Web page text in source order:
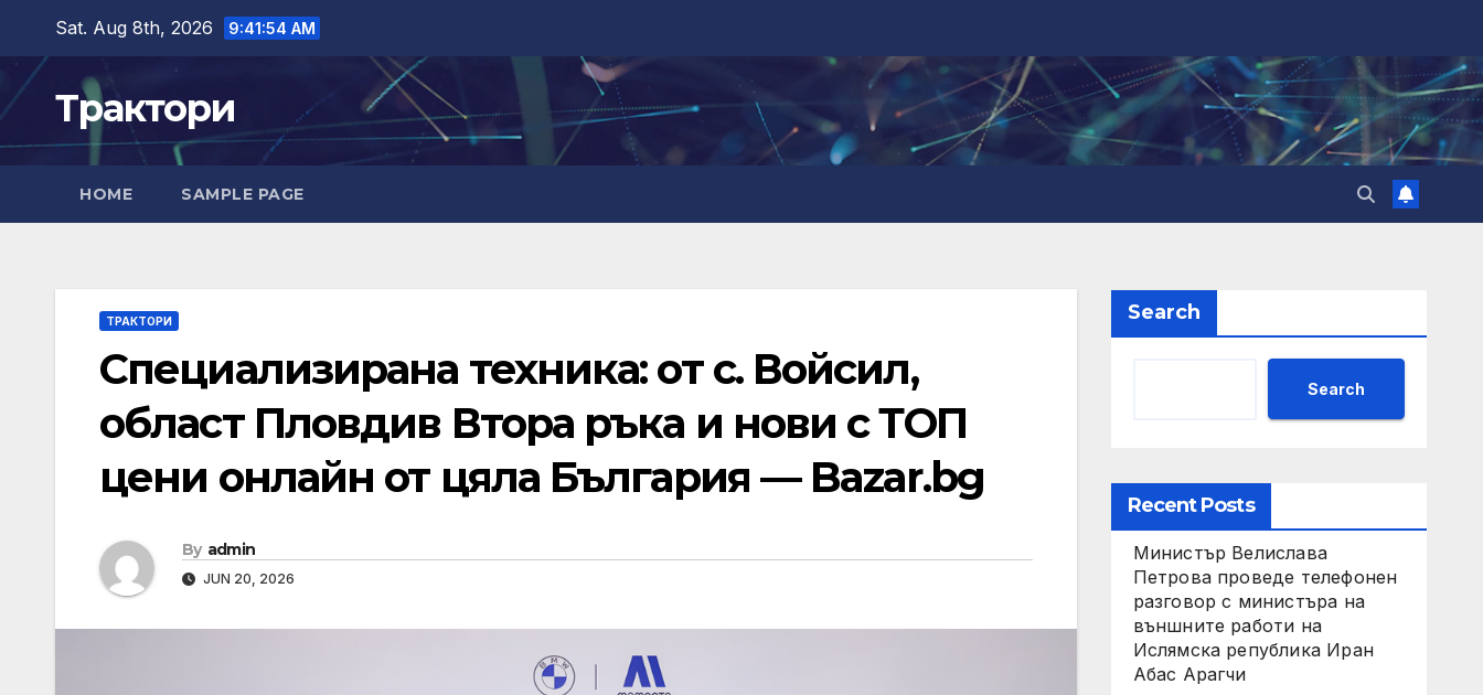
content
Sat. Aug 8th, 2026 9:41:55 AM
Трактори
HOME SAMPLE PAGE
ТРАКТОРИ
Специализирана техника: от с. Войсил,
област Пловдив Втора ръка и нови с ТОП
цени онлайн от цяла България — Bazar.bg
By admin
JUN 20, 2026
Search
Search
Recent Posts
Министър Велислава
Петрова проведе телефонен
разговор с министъра на
външните работи на
Ислямска република Иран
Абас Арагчи